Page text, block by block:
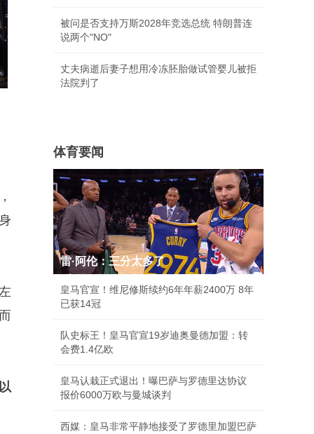
被问是否支持万斯2028年竞选总统 特朗普连
说两个"NO"
丈夫病逝后妻子想用冷冻胚胎做试管婴儿被拒
法院判了
体育要闻
雷·阿伦：三分太多了
皇马官宣！维尼修斯续约6年年薪2400万 8年
已获14冠
队史标王！皇马官宣19岁迪奥曼德加盟：转
会费1.4亿欧
皇马认栽正式退出！曝巴萨与罗德里达协议
报价6000万欧与曼城谈判
西媒：皇马非常平静地接受了罗德里加盟巴萨